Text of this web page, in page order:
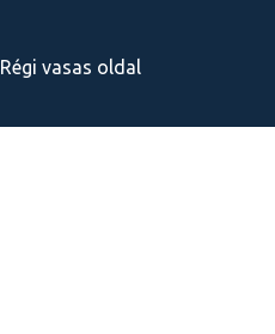
Régi vasas oldal